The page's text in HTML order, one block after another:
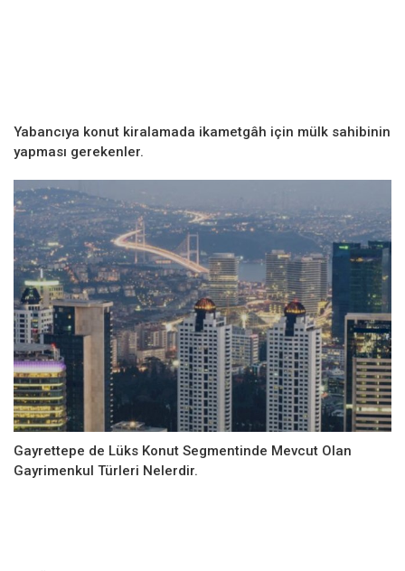
Yabancıya konut kiralamada ikametgâh için mülk sahibinin
yapması gerekenler.
Gayrettepe de Lüks Konut Segmentinde Mevcut Olan
Gayrimenkul Türleri Nelerdir.